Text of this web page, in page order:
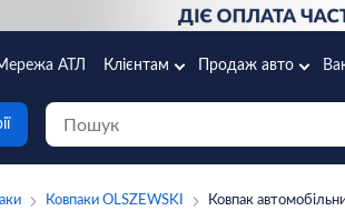
АТЛ Клієнтам Продаж авто
Ковпаки OLSZEWSKI Ковпак